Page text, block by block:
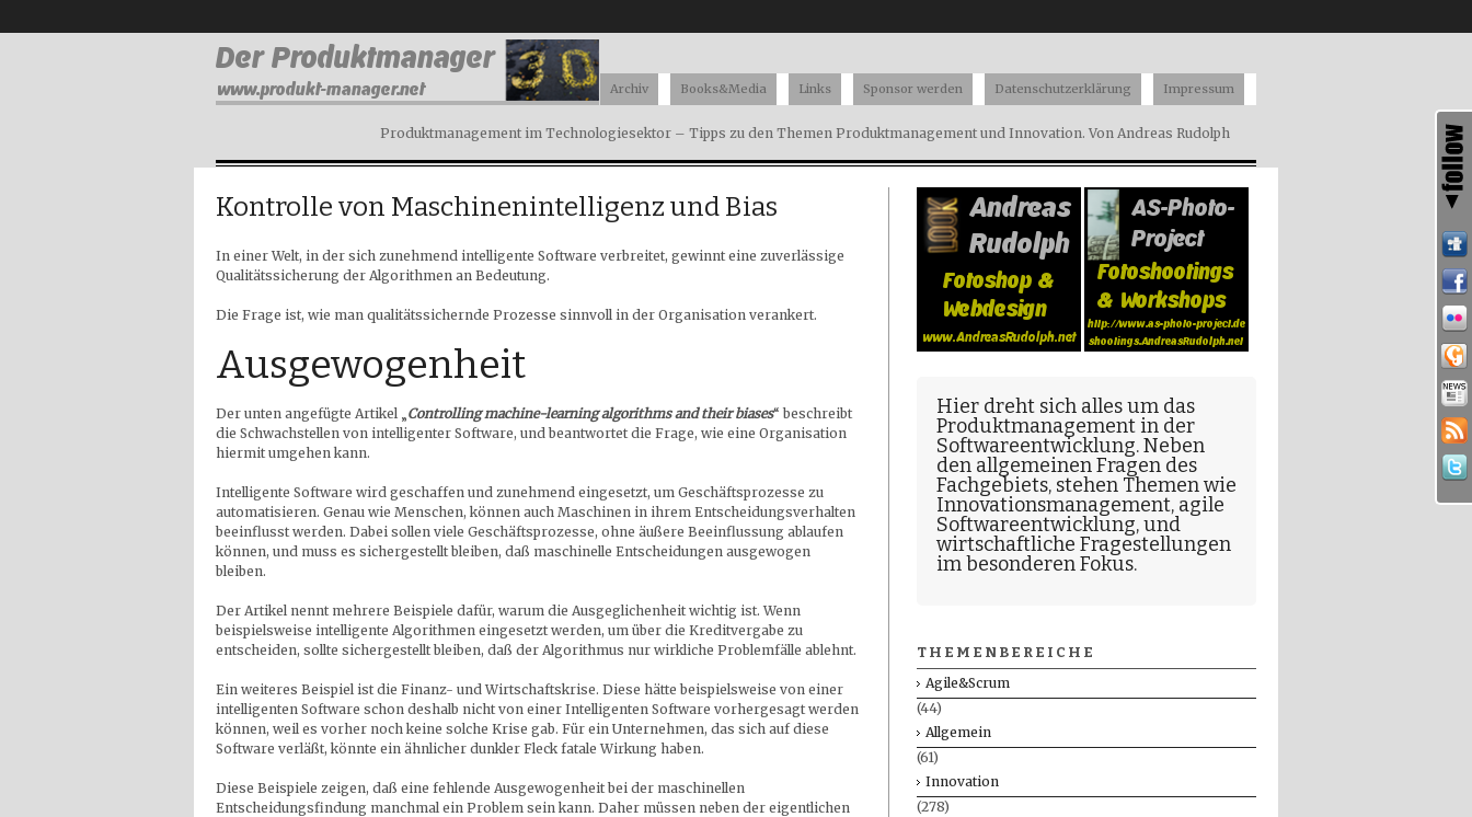
Produktmanagement im Technologiesektor – Tipps zu den Themen Produktmanagement und Innovation. Von Andreas Rudolph
Archiv Books&Media Links Sponsor werden Datenschutzerklärung Impressum
Kontrolle von Maschinenintelligenz und Bias
In einer Welt, in der sich zunehmend intelligente Software verbreitet, gewinnt eine zuverlässige
Qualitätssicherung der Algorithmen an Bedeutung.
Die Frage ist, wie man qualitätssichernde Prozesse sinnvoll in der Organisation verankert.
Ausgewogenheit
Der unten angefügte Artikel „ Controlling machine-learning algorithms and their biases“ beschreibt
die Schwachstellen von intelligenter Software, und beantwortet die Frage, wie eine Organisation
hiermit umgehen kann.
Intelligente Software wird geschaffen und zunehmend eingesetzt, um Geschäftsprozesse zu
automatisieren. Genau wie Menschen, können auch Maschinen in ihrem Entscheidungsverhalten
beeinflusst werden. Dabei sollen viele Geschäftsprozesse, ohne äußere Beeinflussung ablaufen
können, und muss es sichergestellt bleiben, daß maschinelle Entscheidungen ausgewogen
bleiben.
Der Artikel nennt mehrere Beispiele dafür, warum die Ausgeglichenheit wichtig ist. Wenn
beispielsweise intelligente Algorithmen eingesetzt werden, um über die Kreditvergabe zu
entscheiden, sollte sichergestellt bleiben, daß der Algorithmus nur wirkliche Problemfälle ablehnt.
Ein weiteres Beispiel ist die Finanz- und Wirtschaftskrise. Diese hätte beispielsweise von einer
intelligenten Software schon deshalb nicht von einer Intelligenten Software vorhergesagt werden
können, weil es vorher noch keine solche Krise gab. Für ein Unternehmen, das sich auf diese
Software verläßt, könnte ein ähnlicher dunkler Fleck fatale Wirkung haben.
Diese Beispiele zeigen, daß eine fehlende Ausgewogenheit bei der maschinellen
Entscheidungsfindung manchmal ein Problem sein kann. Daher müssen neben der eigentlichen
Hier dreht sich alles um das
Produktmanagement in der
Softwareentwicklung. Neben
den allgemeinen Fragen des
Fachgebiets, stehen Themen wie
Innovationsmanagement, agile
Softwareentwicklung, und
wirtschaftliche Fragestellungen
im besonderen Fokus.
THEMENBEREICHE
Agile&Scrum
(44)
Allgemein
(61)
Innovation
(278)